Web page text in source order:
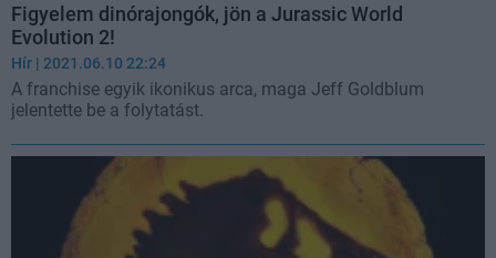
Figyelem dinórajongók, jön a Jurassic World
Evolution 2!
Hír | 2021.06.10 22:24
A franchise egyik ikonikus arca, maga Jeff Goldblum
jelentette be a folytatást.